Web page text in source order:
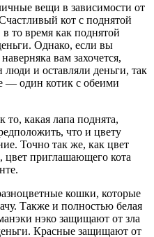
вещи в зависимости от
кот с поднятой
то время как поднятой
Однако, если вы
вам захочется,
и оставляли деньги, так
— один котик с обеими
то, какая лапа поднята,
что и цвету
Точно так же, как цвет
цвет приглашающего кота
кошки, которые
Также и полностью белая
нэко защищают от зла
Красные защищают от